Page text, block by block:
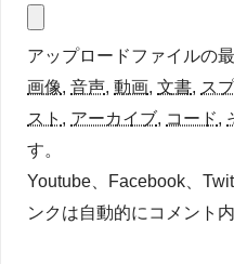
アップロードファイルの
画像, 音声, 動画, 文書, ス
スト , アーカイブ, コード,
す。
Youtube、Facebook、
ンクは自動的にコメント